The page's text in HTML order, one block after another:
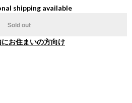
shipping available
Sold out
にお住まいの方向け